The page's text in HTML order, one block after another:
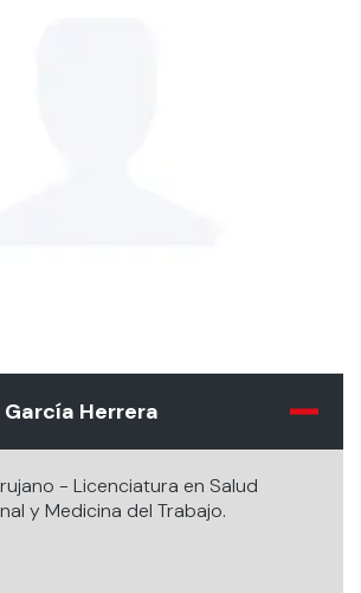
Herrera
- Licenciatura en Salud
y Medicina del Trabajo.